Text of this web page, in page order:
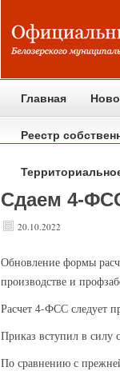
Главная
Реестр
Сдаем 4-
20.10.2022
Обновление формы
производстве и
Расчет 4-ФСС следует
Приказ вступил в силу
По сравнению с